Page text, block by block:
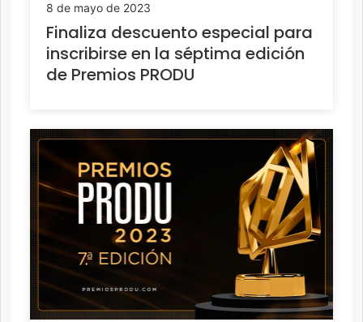
8 de mayo de 2023
Finaliza descuento especial para
inscribirse en la séptima edición
de Premios PRODU